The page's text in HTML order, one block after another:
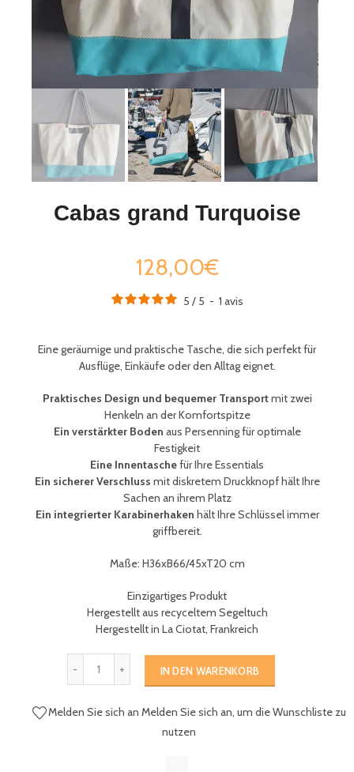
Cabas grand Turquoise
128,00€
5 / 5 - 1 avis
Eine geräumige und praktische Tasche, die sich perfekt für
Ausflüge, Einkäufe oder den Alltag eignet.
Praktisches Design und bequemer Transportmit zwei
Henkeln an der Komfortspitze
Ein verstärkter Boden aus Persenning für optimale
Festigkeit
Eine Innentaschefür Ihre Essentials
Ein sicherer Verschluss mit diskretem Druckknopf hält Ihre
Sachen an ihrem Platz
Ein integrierter Karabinerhaken hält IhreSchlüssel immer
griffbereit.
Maße: H36xB66/45xT20 cm
Einzigartiges Produkt
Hergestellt aus recyceltem Segeltuch
Hergestellt in La Ciotat, Frankreich
IN DEN WARENKORB
Melden Sie sich an Melden Sie sich an, um die Wunschliste zu
nutzen